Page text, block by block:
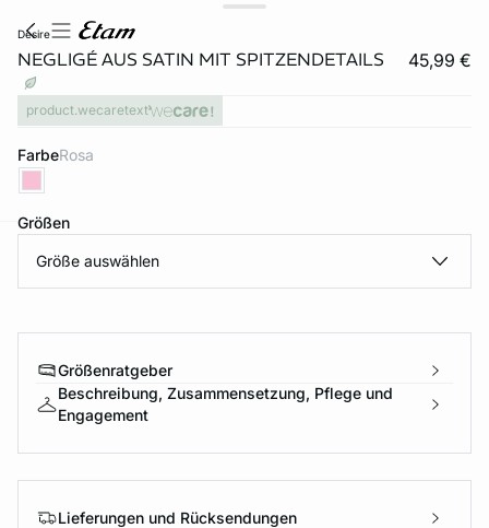
desire
NEGLIGÉ AUS SATIN MIT SPITZENDETAILS 45,99 €
product.wecaretext
Farbe rosa
Größen
Größe auswählen
Größenratgeber
Beschreibung, Zusammensetzung, Pflege und
Engagement
Lieferungen und Rücksendungen